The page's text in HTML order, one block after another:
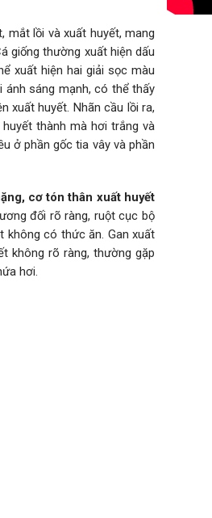
mắt lồi và xuất huyết, mang
giống thường xuất hiện dấu
xuất hiện hai giải sọc màu
ánh sáng mạnh, có thể thấy
xuất huyết. Nhãn cầu lồi ra,
thành mà hơi trắng và
ở phần gốc tia vây và phần
cơ tón thân xuất huyết
đối rõ ràng, ruột cục bộ
không có thức ăn. Gan xuất
không rõ ràng, thường gặp
hơi.